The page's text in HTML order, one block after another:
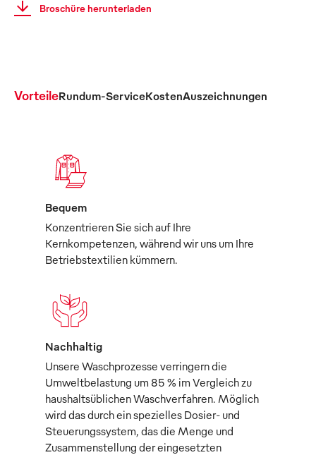
Broschüre herunterladen
VorteileRundum-ServiceKostenAuszeichnungen
Bequem
Konzentrieren Sie sich auf Ihre
Kernkompetenzen, während wir uns um Ihre
Betriebstextilien kümmern.
Nachhaltig
Unsere Waschprozesse verringern die
Umweltbelastung um 85 % im Vergleich zu
haushaltsüblichen Waschverfahren. Möglich
wird das durch ein spezielles Dosier- und
Steuerungssystem, das die Menge und
Zusammenstellung der eingesetzten